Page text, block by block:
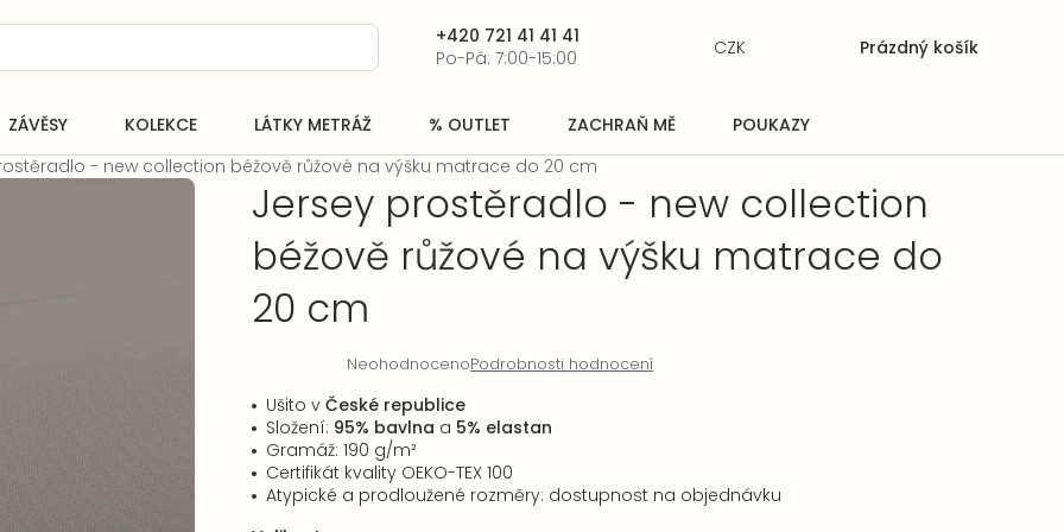
+420 721 41 41 41
Po-Pá: 7:00-15:00
Nákupní
Prázdný košík
CZK
ZÁVĚSY KOLEKCE LÁTKY METRÁŽ % OUTLET ZACHRAŇ MĚ POUKAZY
- new collection béžově růžové na výšku matrace do 20 cm
Jersey prostěradlo - new collection
béžově růžové na výšku matrace do
20 cm
hodnocení
produktu
0,0
NeohodnocenoPodrobnosti hodnocení
Ušito v České republice
Složení: 95% bavlna a 5% elastan
Gramáž: 190 g/m²
Certifikát kvality OEKO-TEX 100
Atypické a prodloužené rozměry: dostupnost na objednávku